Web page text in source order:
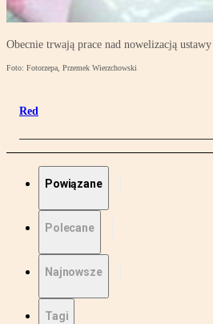
Obecnie trwają prace nad nowelizacją
Foto: Fotorzepa, Przemek Wierzchowski
Red
Powiązane
Polecane
Najnowsze
Tagi